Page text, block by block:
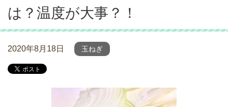
は？温度が大事？！
2020年8月18日 玉ねぎ